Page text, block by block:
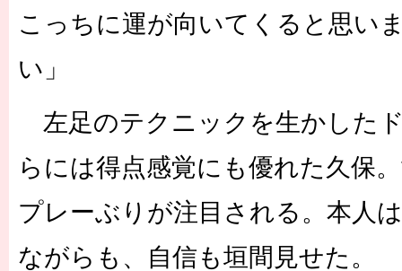
こっちに運が向いてくると思い
い」
左足のテクニックを生かした
らには得点感覚にも優れた久保
プレーぶりが注目される。本人
ながらも、自信も垣間見せた。